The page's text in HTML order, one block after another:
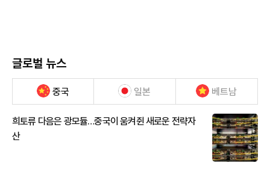
글로벌 뉴스
중국 일본 베트남
희토류 다음은 광모듈…중국이 움켜쥔 새로운 전략자
산